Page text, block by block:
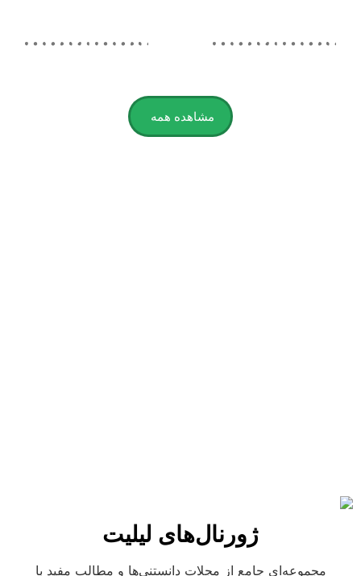
مشاهده همه
ژورنال‌های لیلیت
مجموعه‌ای جامع از مجلات دانستنی‌ها و مطالب مفید با